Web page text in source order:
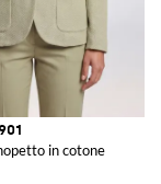
in cotone